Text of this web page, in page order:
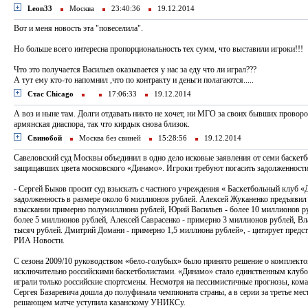
Leon33 Москва 23:40:36 19.12.2014
Вот и меня новость эта "повеселила".
Но больше всего интересна пропорциональность тех сумм, что выставили игроки!!!
Что это получается Васильев оказывается у нас за еду что ли играл???
А тут ему кто-то напомнил ,что по контракту и деньги полагаются.....
Стас Chicago 17:06:33 19.12.2014
А воз и ныне там. Долги отдавать никто не хочет, ни МГО за своих бывших
армянская диаспора, так что кирдык снова близок.
Свинобой Москва без свиней 15:28:56 19.12.2014
Савеловский суд Москвы объединил в одно дело исковые заявления от семи
защищавших цвета московского «Динамо». Игроки требуют погасить
- Сергей Быков просит суд взыскать с частного учреждения « Баскетбольный клуб
задолженность в размере около 6 миллионов рублей. Алексей Жуканенко
взыскании примерно полумиллиона рублей, Юрий Васильев - более 10 миллионов
более 5 миллионов рублей, Алексей Саврасенко - примерно 3 миллионов рублей,
тысяч рублей. Дмитрий Домани - примерно 1,5 миллиона рублей», - цитирует
РИА Новости.
С сезона 2009/10 руководством «бело-голубых» было принято решение о
исключительно российскими баскетболистами. «Динамо» стало единственным
играли только российские спортсмены. Несмотря на пессимистичные прогнозы,
Сергея Базаревича дошла до полуфинала чемпионата страны, а в серии за третье
решающем матче уступила казанскому УНИКСу.